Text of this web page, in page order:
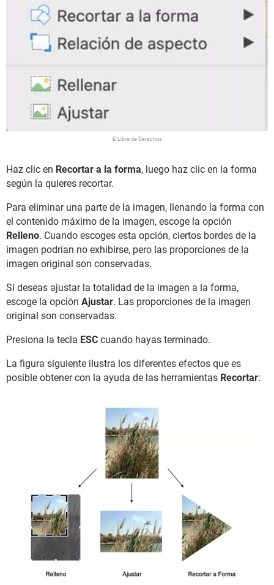
© Libre de Derechos
Haz clic en Recortar a la forma, luego haz clic en la forma
según la quieres recortar.
Para eliminar una parte de la imagen, llenando la forma con
el contenido máximo de la imagen, escoge la opción
Relleno. Cuando escoges esta opción, ciertos bordes de la
imagen podrían no exhibirse, pero las proporciones de la
imagen original son conservadas.
Si deseas ajustar la totalidad de la imagen a la forma,
escoge la opción Ajustar. Las proporciones de la imagen
original son conservadas.
Presiona la tecla ESC cuando hayas terminado.
La figura siguiente ilustra los diferentes efectos que es
posible obtener con la ayuda de las herramientas Recortar: